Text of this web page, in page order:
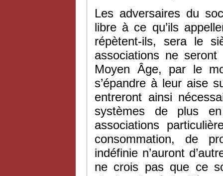
Les adversaires du
libre à ce qu’ils
répètent-ils, sera le
associations ne
Moyen Âge, par le
s’épandre à leur aise
entreront ainsi
systèmes de plus
associations
consommation, de
indéfinie n’auront
ne crois pas que ce